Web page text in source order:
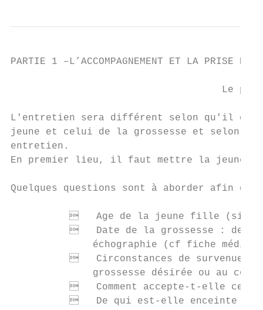
PARTIE 1 –L’ACCOMPAGNEMENT ET LA PRISE EN
Le
L'entretien sera différent selon qu'il est
jeune et celui de la grossesse et selon
entretien.
En premier lieu, il faut mettre la jeune
Quelques questions sont à aborder afin
   Age de la jeune fille
   Date de la grossesse :
échographie (cf fiche
   Circonstances de survenue
grossesse désirée ou au
   Comment accepte-t-elle
   De qui est-elle enceinte ?